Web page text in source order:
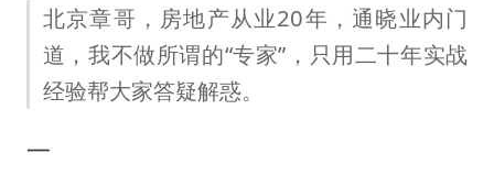
新疆优化调整景区内自驾服务费
全民健身事业高质量发展
北京章哥，房地产从业20年，通晓业内门
道，我不做所谓的“专家”，只用二十年实战
经验帮大家答疑解惑。
一